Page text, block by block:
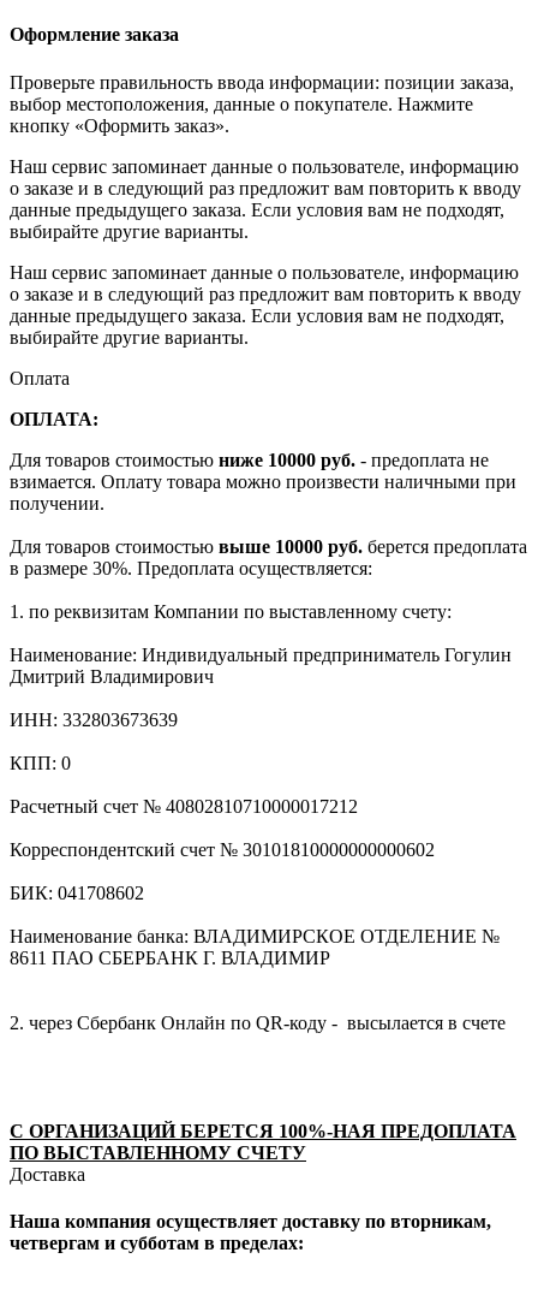
Оформление заказа
Проверьте правильность ввода информации: позиции заказа,
выбор местоположения, данные о покупателе. Нажмите
кнопку «Оформить заказ».
Наш сервис запоминает данные о пользователе, информацию
о заказе и в следующий раз предложит вам повторить к вводу
данные предыдущего заказа. Если условия вам не подходят,
выбирайте другие варианты.
Наш сервис запоминает данные о пользователе, информацию
о заказе и в следующий раз предложит вам повторить к вводу
данные предыдущего заказа. Если условия вам не подходят,
выбирайте другие варианты.
Оплата
ОПЛАТА:
Для товаров стоимостью ниже 10000 руб. - предоплата не
взимается. Оплату товара можно произвести наличными при
получении.
Для товаров стоимостью выше 10000 руб. берется предоплата
в размере 30%. Предоплата осуществляется:
1. по реквизитам Компании по выставленному счету:
Наименование: Индивидуальный предприниматель Гогулин
Дмитрий Владимирович
ИНН: 332803673639
КПП: 0
Расчетный счет № 40802810710000017212
Корреспондентский счет № 30101810000000000602
БИК: 041708602
Наименование банка: ВЛАДИМИРСКОЕ ОТДЕЛЕНИЕ №
8611 ПАО СБЕРБАНК Г. ВЛАДИМИР
2. через Сбербанк Онлайн по QR-коду - высылается в счете
С ОРГАНИЗАЦИЙ БЕРЕТСЯ 100%-НАЯ ПРЕДОПЛАТА
ПО ВЫСТАВЛЕННОМУ СЧЕТУ
Доставка
Наша компания осуществляет доставку по вторникам,
четвергам и субботам в пределах: